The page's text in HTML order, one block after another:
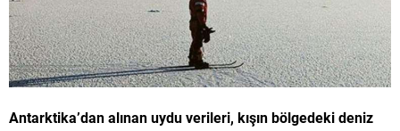
Antarktika’dan alınan uydu verileri, kışın bölgedeki deniz